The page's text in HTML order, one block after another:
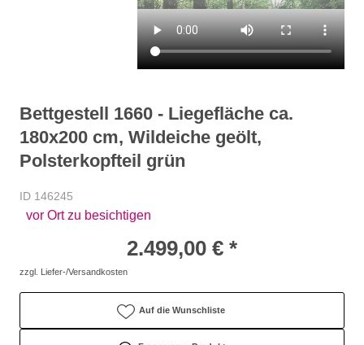
Bettgestell 1660 - Liegefläche ca.
180x200 cm, Wildeiche geölt,
Polsterkopfteil grün
ID 146245
vor Ort zu besichtigen
2.499,00 € *
zzgl. Liefer-/Versandkosten
Auf die Wunschliste